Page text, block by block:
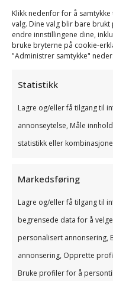
Klikk nedenfor for å
valg. Dine valg blir bare
endre innstillingene dine,
bruke bryterne på cookie-
"Administrer samtykke"
Statistikk
Lagre og/eller få tilgang til
annonseytelse, Måle
statistikk eller
Markedsføring
Lagre og/eller få tilgang til
begrensede data for å
personalisert annonsering,
annonsering, Opprette
Bruke profiler for å